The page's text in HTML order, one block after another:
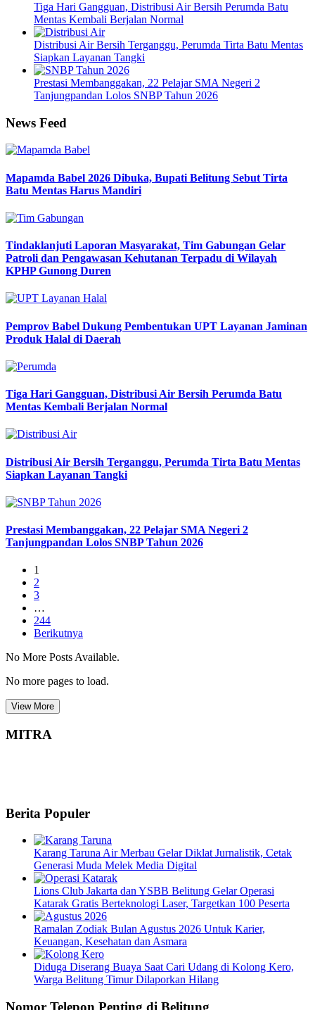
Tiga Hari Gangguan, Distribusi Air Bersih Perumda Batu
Mentas Kembali Berjalan Normal
Distribusi Air Bersih Terganggu, Perumda Tirta Batu Mentas
Siapkan Layanan Tangki
Prestasi Membanggakan, 22 Pelajar SMA Negeri 2
Tanjungpandan Lolos SNBP Tahun 2026
News Feed
Mapamda Babel 2026 Dibuka, Bupati Belitung Sebut Tirta
Batu Mentas Harus Mandiri
Tindaklanjuti Laporan Masyarakat, Tim Gabungan Gelar
Patroli dan Pengawasan Kehutanan Terpadu di Wilayah
KPHP Gunong Duren
Pemprov Babel Dukung Pembentukan UPT Layanan Jaminan
Produk Halal di Daerah
Tiga Hari Gangguan, Distribusi Air Bersih Perumda Batu
Mentas Kembali Berjalan Normal
Distribusi Air Bersih Terganggu, Perumda Tirta Batu Mentas
Siapkan Layanan Tangki
Prestasi Membanggakan, 22 Pelajar SMA Negeri 2
Tanjungpandan Lolos SNBP Tahun 2026
1
2
3
…
244
Berikutnya
No More Posts Available.
No more pages to load.
View More
MITRA
Berita Populer
Karang Taruna Air Merbau Gelar Diklat Jurnalistik, Cetak
Generasi Muda Melek Media Digital
Lions Club Jakarta dan YSBB Belitung Gelar Operasi
Katarak Gratis Berteknologi Laser, Targetkan 100 Peserta
Ramalan Zodiak Bulan Agustus 2026 Untuk Karier,
Keuangan, Kesehatan dan Asmara
Diduga Diserang Buaya Saat Cari Udang di Kolong Kero,
Warga Belitung Timur Dilaporkan Hilang
Nomor Telepon Penting di Belitung